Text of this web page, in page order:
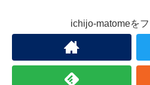
ichijo-matomeを